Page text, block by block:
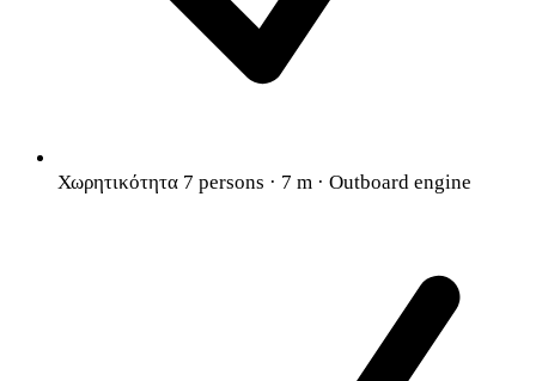
Χωρητικότητα 7 persons · 7 m · Outboard engine